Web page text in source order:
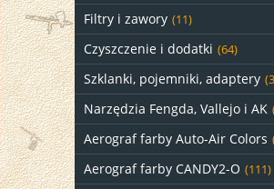
Filtry i zawory (11)
Czyszczenie i dodatki (64)
Szklanki, pojemniki, adaptery
Narzędzia Fengda, Vallejo i AK
Aerograf farby Auto-Air Colors
Aerograf farby CANDY2-O (111)